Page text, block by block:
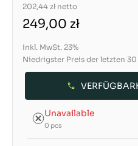
202,44 zł netto
249,00 zł
Inkl. MwSt. 23%
Niedrigster Preis der letzten 30
Unavailable
0 pcs